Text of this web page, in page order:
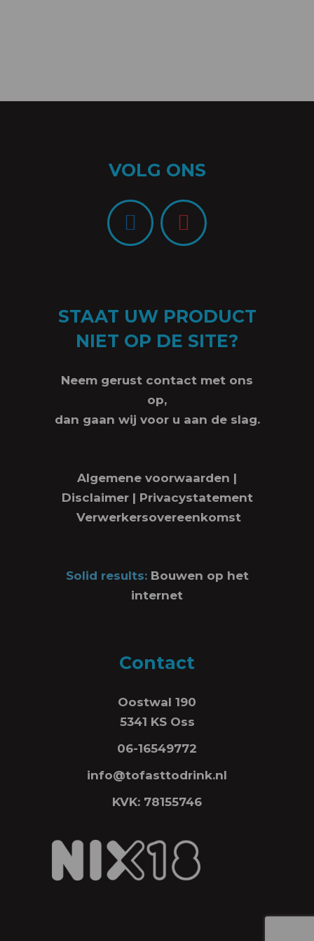
VOLG ONS
STAAT UW PRODUCT
NIET OP DE SITE?
Neem gerust contact met ons
op,
dan gaan wij voor u aan de slag.
Algemene voorwaarden |
Disclaimer| Privacystatement
Verwerkersovereenkomst
Solid results: Bouwen op het
internet
Contact
Oostwal 190
5341 KS Oss
06-16549772
info@tofasttodrink.nl
KVK: 78155746